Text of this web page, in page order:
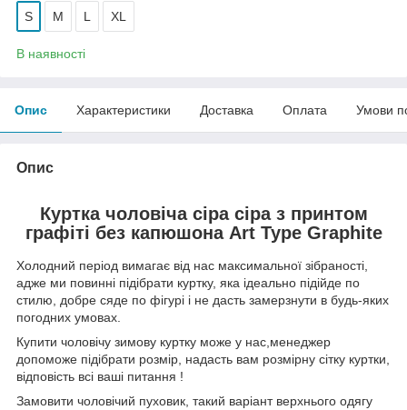
S M L XL
В наявності
Опис Характеристики Доставка Оплата Умови
Опис
Куртка чоловіча сіра сіра з принтом
графіті без капюшона Art Type Graphite
Холодний період вимагає від нас максимальної зібраності,
адже ми повинні підібрати куртку, яка ідеально підійде по
стилю, добре сяде по фігурі і не дасть замерзнути в будь-яких
погодних умовах.
Купити чоловічу зимову куртку може у нас,менеджер
допоможе підібрати розмір, надасть вам розмірну сітку куртки,
відповість всі ваші питання !
Замовити чоловічий пуховик, такий варіант верхнього одягу